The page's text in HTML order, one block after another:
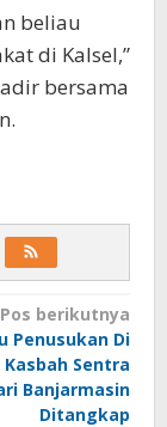
beliau
di Kalsel,”
bersama
Pos berikutnya
Penusukan Di
Kasbah Sentra
Banjarmasin
Ditangkap